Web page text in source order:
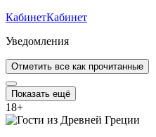
КабинетКабинет
Уведомления
Отметить все как прочитанные
Показать ещё
18+